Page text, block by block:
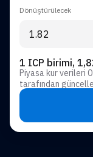
Dönüştürülecek
1 ICP birimi,
Piyasa kur verileri
tarafından